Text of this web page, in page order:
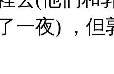
一夜)
，